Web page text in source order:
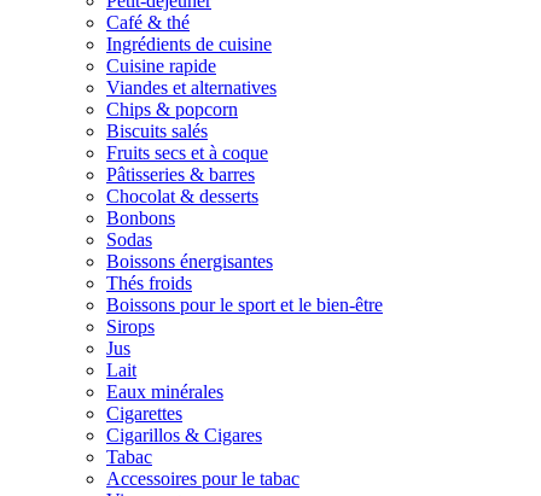
Café & thé
Ingrédients de cuisine
Cuisine rapide
Viandes et alternatives
Chips & popcorn
Biscuits salés
Fruits secs et à coque
Pâtisseries & barres
Chocolat & desserts
Bonbons
Sodas
Boissons énergisantes
Thés froids
Boissons pour le sport et le bien-être
Sirops
Jus
Lait
Eaux minérales
Cigarettes
Cigarillos & Cigares
Tabac
Accessoires pour le tabac